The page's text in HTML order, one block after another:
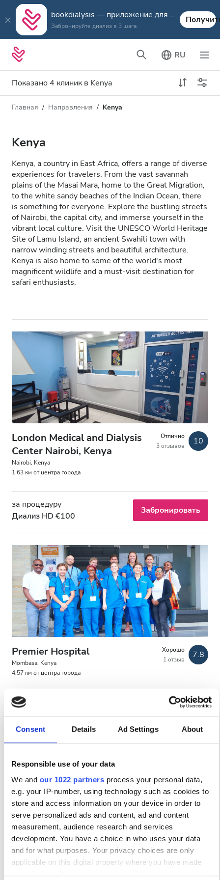
Consent Details Ad Settings About
Responsible use of your data
We and our 1022 partners process your personal data,
e.g. your IP-number, using technology such as cookies to
store and access information on your device in order to
serve personalized ads and content, ad and content
measurement, audience research and services
development. You have a choice in who uses your data
and for what purposes. Your privacy choices are only
applicable on this digital property where you have made
bookdialysis — приложение для путешествий
Забронируйте диализ в 3 шага
RU
Показано 4 клиник в Kenya
Тип диализа
Диализ HDF
Принимает
Пациенты с ВИЧ
Пациенты с гепатитом B
Пациенты с гепатитом C
Удобства
Напитки
Бесплатный Wi-Fi
Телевизоры
Бесплатная парковка
0–100 EUR
200–300 EUR
300+ EUR
Смены
Утро
Вечер
Рейтинг
Хорошо
Очень хорошо
Отлично
Расстояние
Цена
Главная Направления Kenya
Kenya
Kenya, a country in East Africa, offers a range of diverse
experiences for travelers. From the vast savannah
plains of the Masai Mara, home to the Great Migration,
to the white sandy beaches of the Indian Ocean, there
is something for everyone. Explore the bustling streets
of Nairobi, the capital city, and immerse yourself in the
vibrant local culture. Visit the UNESCO World Heritage
Site of Lamu Island, an ancient Swahili town with
narrow winding streets and beautiful architecture.
Kenya is also home to some of the world's most
magnificent wildlife and a must-visit destination for
safari enthusiasts.
London Medical and Dialysis
Center Nairobi, Kenya
Nairobi, Kenya
1.63 км от центра города
Отлично
3 отзывов
10
за процедуру
Диализ HD €100
Забронировать
Premier Hospital
Mombasa, Kenya
4.57 км от центра города
Хорошо
1 отзыв
7.8
за процедуру
Диализ HD €97.52
Диализ HDF €180
MAIDA HealthCare Limited